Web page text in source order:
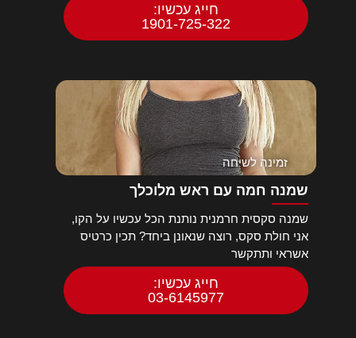
חייג עכשיו:
1901-725-322
זמינה לשיחה
שמנה חמה עם ראש מלוכלך
שמנה סקסית חרמנית נותנת הכל עכשיו על הקו,
אני חולת סקס, רוצה שנאונן ביחד? תכין כרטיס
אשראי ותתקשר
חייג עכשיו:
03-6145977